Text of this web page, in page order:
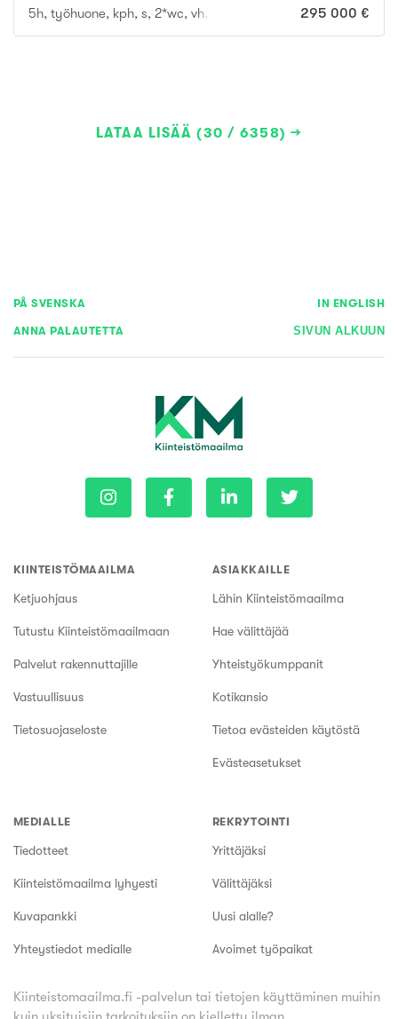
5h, työhuone, kph, s, 2*wc, vh, khh, aula 295 000 €
LATAA LISÄÄ (30 / 6358)
PÅ SVENSKA IN ENGLISH
ANNA PALAUTETTA SIVUN ALKUUN
KIINTEISTÖMAAILMA
Ketjuohjaus
Tutustu Kiinteistömaailmaan
Palvelut rakennuttajille
Vastuullisuus
Tietosuojaseloste
ASIAKKAILLE
Lähin Kiinteistömaailma
Hae välittäjää
Yhteistyökumppanit
Kotikansio
Tietoa evästeiden käytöstä
Evästeasetukset
MEDIALLE
Tiedotteet
Kiinteistömaailma lyhyesti
Kuvapankki
Yhteystiedot medialle
REKRYTOINTI
Yrittäjäksi
Välittäjäksi
Uusi alalle?
Avoimet työpaikat
Kiinteistomaailma.fi -palvelun tai tietojen käyttäminen muihin